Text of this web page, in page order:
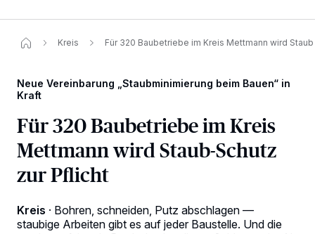
Kreis Für 320 Baubetriebe im Kreis Mettmann wird
Neue Vereinbarung „Staubminimierung beim Bauen“ in
Kraft
Für 320 Baubetriebe im Kreis
Mettmann wird Staub-Schutz
zur Pflicht
Kreis · Bohren, schneiden, Putz abschlagen —
staubige Arbeiten gibt es auf jeder Baustelle. Und die
Kennungen auf Ihrem Gerät zu. Durch Auswahl von OK aktivieren Sie
Tracking-Technologien für die unter „Wir und unsere Partner